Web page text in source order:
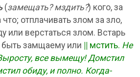
(замещать? мздить?) кого, за
что; отплачивать злом за зло,
или верстаться злом. Встарь
быть замщаему или мстить. Не
все вымещу! Домстил
обиду, и полно. Когда-